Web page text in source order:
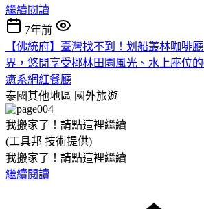
繼續閱讀
7年前
【佛統府】臺灣找不到！划船叢林咖啡
界，悠閒享受椰林田園風光、水上座位
癒系網紅餐廳
泰國其他地區 國外旅遊
我搬家了！請點這裡繼續
(工具邦 技術提供)
我搬家了！請點這裡繼續
繼續閱讀